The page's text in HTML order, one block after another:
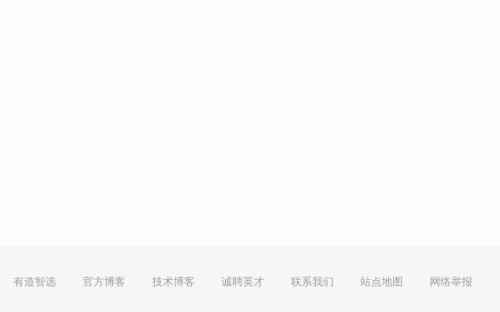
有道智选 官方博客 技术博客 诚聘英才 联系我们 站点地图 网络举报